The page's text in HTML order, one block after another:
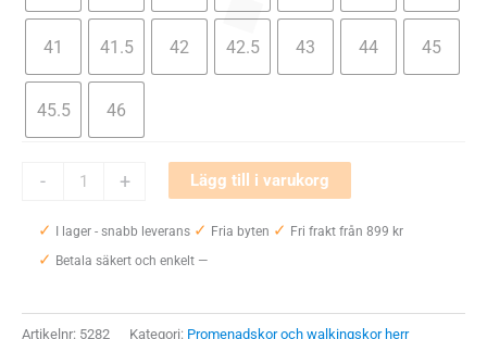
41 41.5 42 42.5 43 44 45
45.5 46
-
RB9X
Unisex
+ Lägg till i varukorg
✓ I lager - snabb leverans ✓ Fria byten ✓ Fri frakt från 899 kr
✓ Betala säkert och enkelt —
Artikelnr: 5282 Kategori: Promenadskor och walkingskor herr